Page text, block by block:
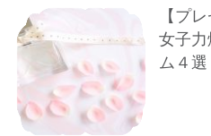
【プ
女子
ム４選